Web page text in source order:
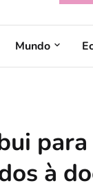
Mundo
à